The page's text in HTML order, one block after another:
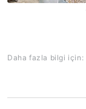
Daha fazla bilgi için: